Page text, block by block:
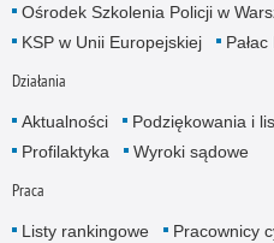
Ośrodek Szkolenia Policji w
KSP w Unii Europejskiej
Działania
Aktualności Podziękowania i
Profilaktyka
Wyroki sądowe
Praca
Listy rankingowe Pracownicy